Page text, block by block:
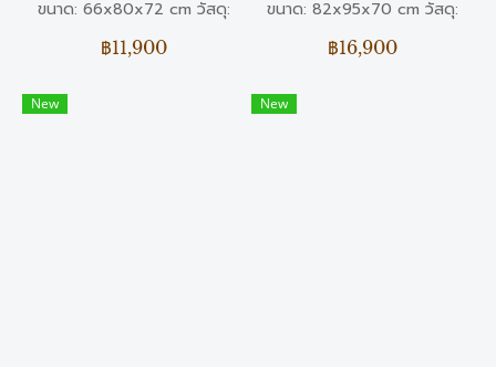
ขนาด: 66x80x72 cm วัสดุ:
ผ้า / หนังเทียม สี: ขาว / เหลือง
฿11,900
ขนาด: 82x95x70 cm วัสดุ:
หนังแท้ / ขาเหล็ก สี: น้ำตาล
฿16,900
New New